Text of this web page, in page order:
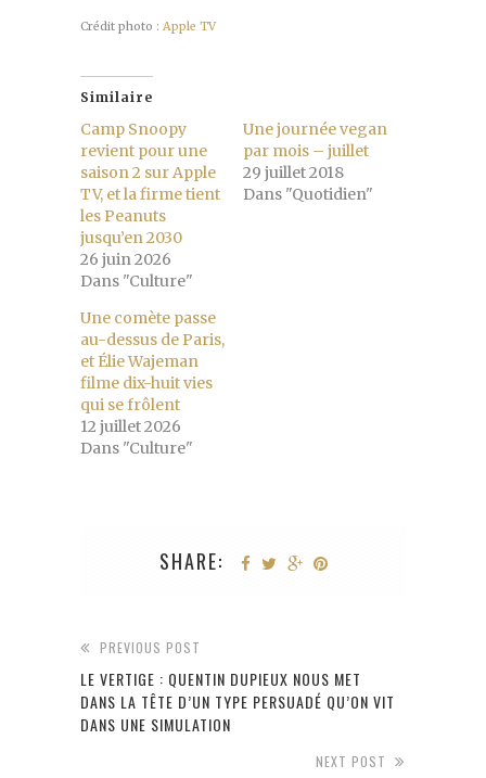
Crédit photo : Apple TV
Similaire
Camp Snoopy
revient pour une
saison 2 sur Apple
TV, et la firme tient
les Peanuts
jusqu’en 2030
26 juin 2026
Dans "Culture"
Une journée vegan
par mois – juillet
29 juillet 2018
Dans "Quotidien"
Une comète passe
au-dessus de Paris,
et Élie Wajeman
filme dix-huit vies
qui se frôlent
12 juillet 2026
Dans "Culture"
SHARE:
PREVIOUS POST
LE VERTIGE : QUENTIN DUPIEUX NOUS MET
DANS LA TÊTE D’UN TYPE PERSUADÉ QU’ON VIT
DANS UNE SIMULATION
NEXT POST